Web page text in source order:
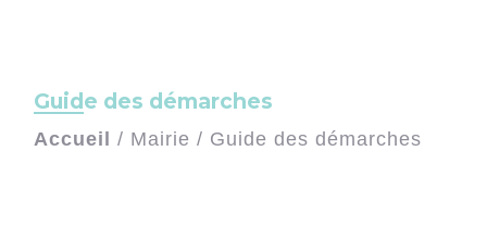
Guide des démarches
Accueil / Mairie / Guide des démarches